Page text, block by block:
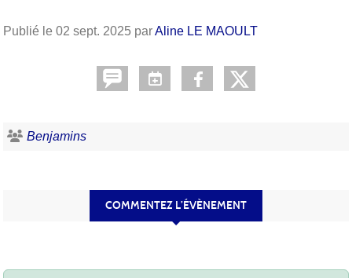
Publié le 02 sept. 2025 parAline LE MAOULT
Benjamins
COMMENTEZ L’ÉVÈNEMENT